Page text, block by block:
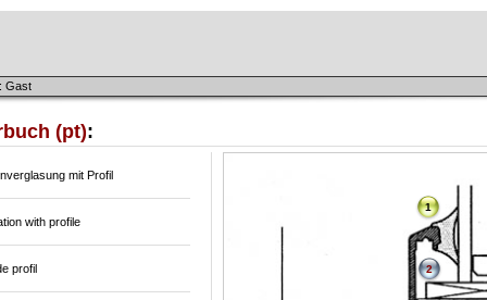
Gast
(pt):
1
2
mit Profil
with profile
profil